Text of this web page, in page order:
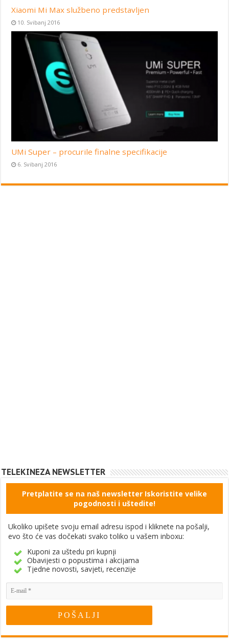
Xiaomi Mi Max službeno predstavljen
10. Svibanj 2016
UMi Super – procurile finalne specifikacije
6. Svibanj 2016
TELEKINEZA NEWSLETTER
Pretplatite se na naš newsletter Iskoristite velike
pogodnosti i uštedite!
Ukoliko upišete svoju email adresu ispod i kliknete na pošalji,
evo što će vas dočekati svako toliko u vašem inboxu:
Kuponi za uštedu pri kupnji
Obavijesti o popustima i akcijama
Tjedne novosti, savjeti, recenzije